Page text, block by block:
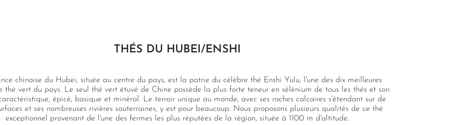
THÉS DU HUBEI/ENSHI
chinoise du Hubei, située au centre du pays, est la patrie du célèbre thé Enshi Yulu, l'une des dix meilleures
thé vert du pays. Le seul thé vert étuvé de Chine possède la plus forte teneur en sélénium de tous les thés et son
épicé, basique et minéral. Le terroir unique au monde, avec ses roches calcaires s'étendant sur de
et ses nombreuses rivières souterraines, y est pour beaucoup. Nous proposons plusieurs qualités de ce thé
exceptionnel provenant de l'une des fermes les plus réputées de la région, située à 1100 m d'altitude.